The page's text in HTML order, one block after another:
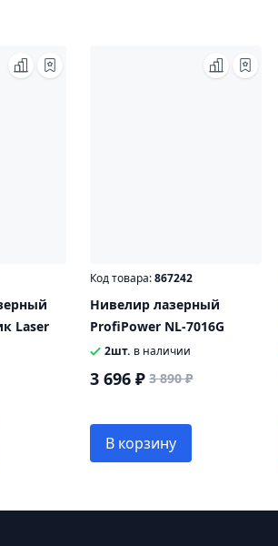
Laser
Код товара:867242
Нивелир лазерный
ProfiPower NL-7016G
2шт. в наличии
3 696 ₽ 3 890 ₽
В корзину